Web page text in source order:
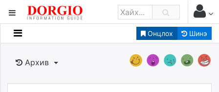
Онцлох Шинэ
Мэдээллийн
Банк санхүү
Бизнес ААН
Архив